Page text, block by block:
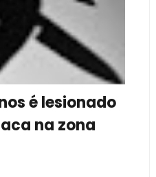
é lesionado
na zona